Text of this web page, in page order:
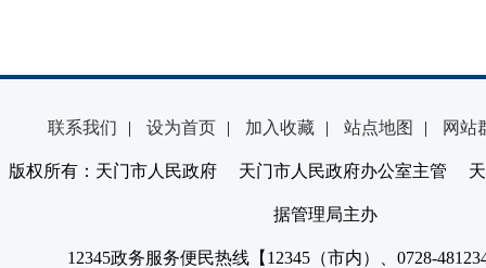
联系我们 | 设为首页 | 加入收藏 | 站点地图 | 网站
版权所有：天门市人民政府 天门市人民政府办公室主管 天
据管理局主办
12345政务服务便民热线【12345（市内）、0728-